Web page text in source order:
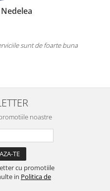
Marius Zinveliu
cele care inca nu au ajuns pe piata
multe companii de acest gen
noastre
cu promotiile
in Politica de